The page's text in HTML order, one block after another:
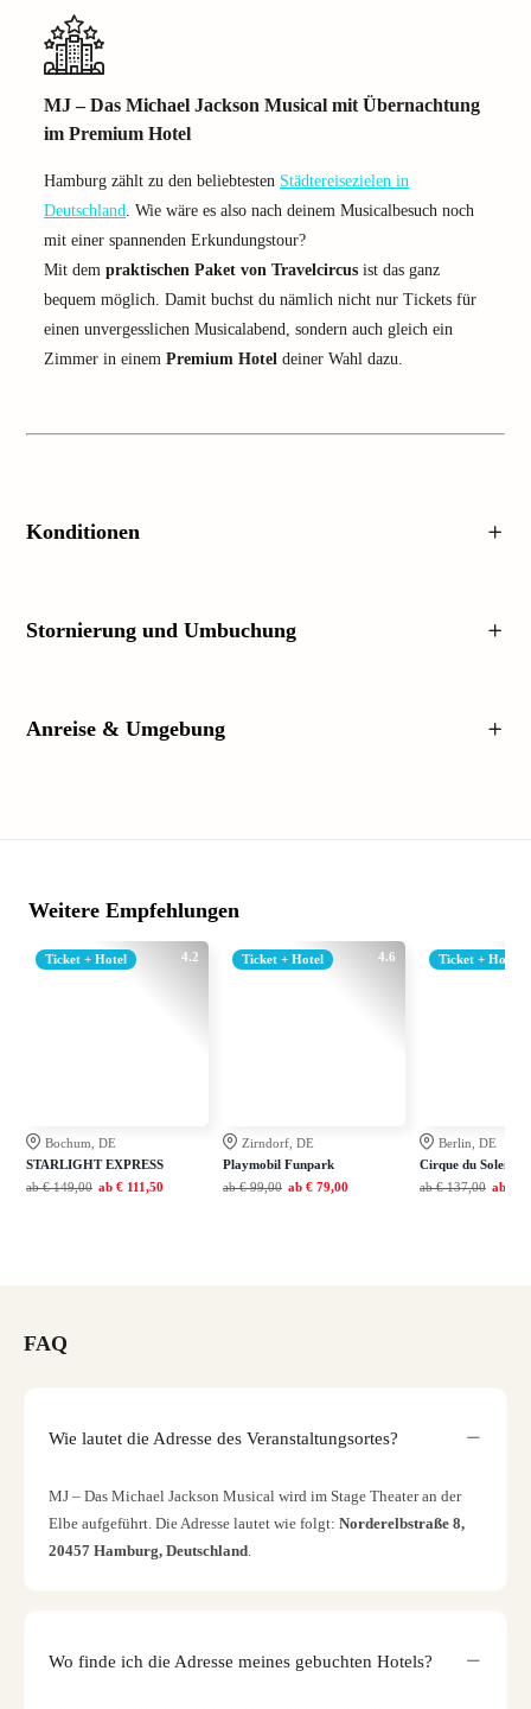
MJ – Das Michael Jackson Musical mit Übernachtung
im Premium Hotel
Hamburg zählt zu den beliebtesten Städtereisezielen in
Deutschland. Wie wäre es also nach deinem Musicalbesuch noch
mit einer spannenden Erkundungstour?
Mit dem praktischen Paket von Travelcircus ist das ganz
bequem möglich. Damit buchst du nämlich nicht nur Tickets für
einen unvergesslichen Musicalabend, sondern auch gleich ein
Zimmer in einem Premium Hotel deiner Wahl dazu.
Konditionen
Stornierung und Umbuchung
Anreise & Umgebung
Weitere Empfehlungen
4.2
Ticket + Hotel
Bochum, DE
STARLIGHT EXPRESS
ab € 149,00 ab € 111,50
4.6
Ticket + Hotel
Zirndorf, DE
Playmobil Funpark
ab € 99,00 ab € 79,00
Ticket + Hotel
Berlin, DE
Cirque du Soleil
ab € 137,00 ab
FAQ
Wie lautet die Adresse des Veranstaltungsortes?
MJ – Das Michael Jackson Musical wird im Stage Theater an der
Elbe aufgeführt. Die Adresse lautet wie folgt: Norderelbstraße 8,
20457 Hamburg, Deutschland.
Wo finde ich die Adresse meines gebuchten Hotels?